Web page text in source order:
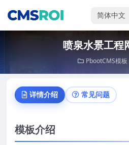
选择语言
喷泉水景工程
PbootCMS模板
详情介绍 常见问题
模板介绍